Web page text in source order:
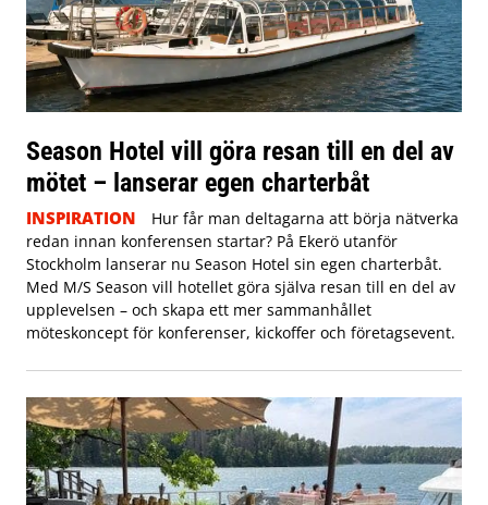
Season Hotel vill göra resan till en del av
mötet – lanserar egen charterbåt
INSPIRATION
Hur får man deltagarna att börja nätverka
redan innan konferensen startar? På Ekerö utanför
Stockholm lanserar nu Season Hotel sin egen charterbåt.
Med M/S Season vill hotellet göra själva resan till en del av
upplevelsen – och skapa ett mer sammanhållet
möteskoncept för konferenser, kickoffer och företagsevent.